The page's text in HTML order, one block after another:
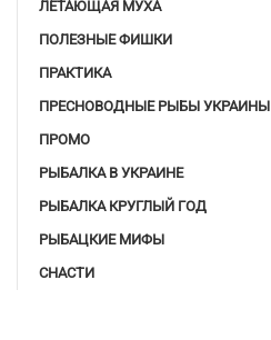
ЛЕТАЮЩАЯ МУХА
ПОЛЕЗНЫЕ ФИШКИ
ПРАКТИКА
ПРЕСНОВОДНЫЕ РЫБЫ УКРАИНЫ
ПРОМО
РЫБАЛКА В УКРАИНЕ
РЫБАЛКА КРУГЛЫЙ ГОД
РЫБАЦКИЕ МИФЫ
СНАСТИ